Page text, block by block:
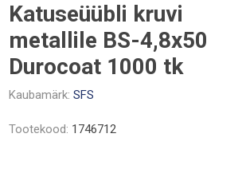
Katuseüübli kruvi
metallile BS-4,8x50
Durocoat 1000 tk
Kaubamärk: SFS
Tootekood: 1746712